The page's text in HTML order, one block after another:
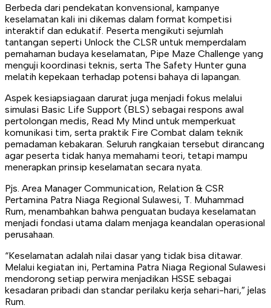
Berbeda dari pendekatan konvensional, kampanye
keselamatan kali ini dikemas dalam format kompetisi
interaktif dan edukatif. Peserta mengikuti sejumlah
tantangan seperti Unlock the CLSR untuk memperdalam
pemahaman budaya keselamatan, Pipe Maze Challenge yang
menguji koordinasi teknis, serta The Safety Hunter guna
melatih kepekaan terhadap potensi bahaya di lapangan.
Aspek kesiapsiagaan darurat juga menjadi fokus melalui
simulasi Basic Life Support (BLS) sebagai respons awal
pertolongan medis, Read My Mind untuk memperkuat
komunikasi tim, serta praktik Fire Combat dalam teknik
pemadaman kebakaran. Seluruh rangkaian tersebut dirancang
agar peserta tidak hanya memahami teori, tetapi mampu
menerapkan prinsip keselamatan secara nyata.
Pjs. Area Manager Communication, Relation & CSR
Pertamina Patra Niaga Regional Sulawesi, T. Muhammad
Rum, menambahkan bahwa penguatan budaya keselamatan
menjadi fondasi utama dalam menjaga keandalan operasional
perusahaan.
“Keselamatan adalah nilai dasar yang tidak bisa ditawar.
Melalui kegiatan ini, Pertamina Patra Niaga Regional Sulawesi
mendorong setiap perwira menjadikan HSSE sebagai
kesadaran pribadi dan standar perilaku kerja sehari-hari,” jelas
Rum.